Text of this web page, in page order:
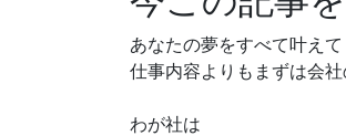
あなたの夢をすべて叶え
仕事内容よりもまずは会
わが社は